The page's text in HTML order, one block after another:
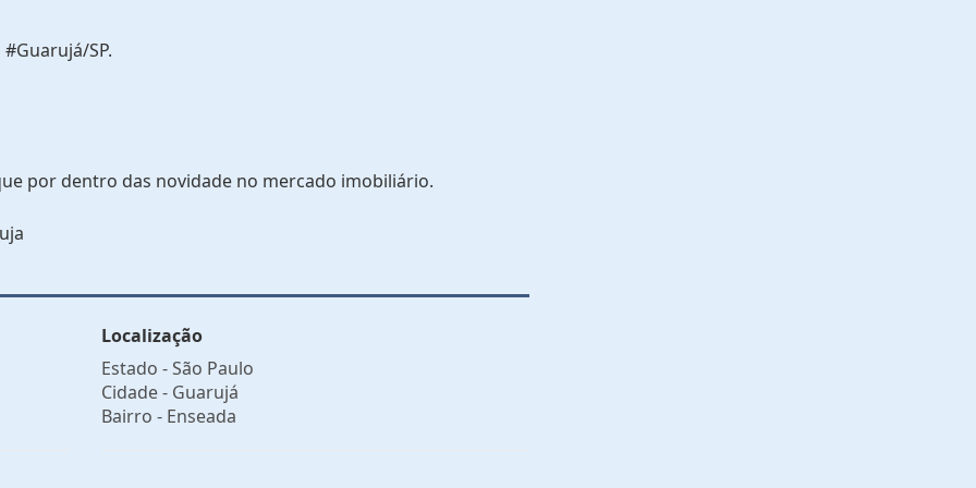
SP.
por dentro das novidade no mercado imobiliário.
Localização
Estado -São Paulo
Cidade - Guarujá
Bairro - Enseada